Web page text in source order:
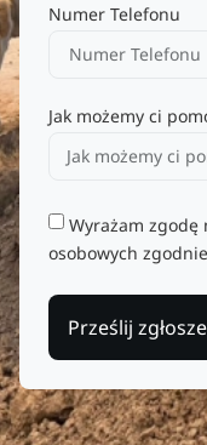
Numer Telefonu
Jak możemy ci
Wyrażam
osobowych
Prześlij